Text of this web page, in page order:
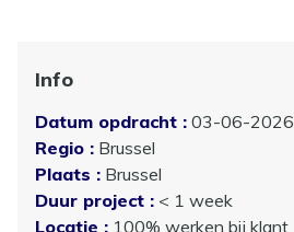
Info
Datum opdracht : 03-06-2026
Regio : Brussel
Plaats : Brussel
Duur project : < 1 week
Locatie : 100% werken bij klant